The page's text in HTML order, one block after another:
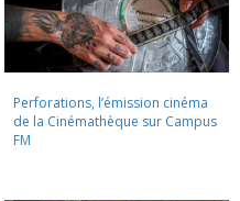
Perforations, l’émission cinéma
de la Cinémathèque sur Campus
FM